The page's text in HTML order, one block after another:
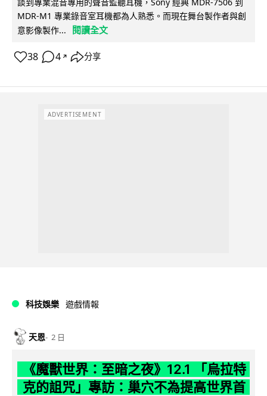
MDR-M1 專業錄音室耳機都為人熟悉。而現在舞台製作者與創
意影像製作...
閱讀全文
38 4 ↗ 分享
ADVERTISEMENT
科技娛樂 遊戲情報
天恩 2 日
《魔獸世界：至暗之夜》12.1 「烏拉特
克的詛咒」專訪：巢穴不為提高世界首